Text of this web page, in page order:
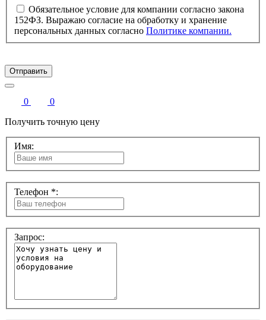
Обязательное условие для компании согласно закона
152ФЗ. Выражаю согласие на обработку и хранение
персональных данных согласно Политике компании.
Отправить
0
0
Получить точную цену
Имя:
Телефон *:
Запрос: